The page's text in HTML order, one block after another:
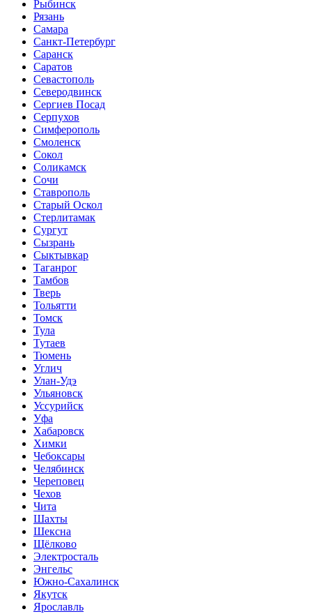
Рыбинск
Рязань
Самара
Санкт-Петербург
Саранск
Саратов
Севастополь
Северодвинск
Сергиев Посад
Серпухов
Симферополь
Смоленск
Сокол
Соликамск
Сочи
Ставрополь
Старый Оскол
Стерлитамак
Сургут
Сызрань
Сыктывкар
Таганрог
Тамбов
Тверь
Тольятти
Томск
Тула
Тутаев
Тюмень
Углич
Улан-Удэ
Ульяновск
Уссурийск
Уфа
Хабаровск
Химки
Чебоксары
Челябинск
Череповец
Чехов
Чита
Шахты
Шексна
Щёлково
Электросталь
Энгельс
Южно-Сахалинск
Якутск
Ярославль